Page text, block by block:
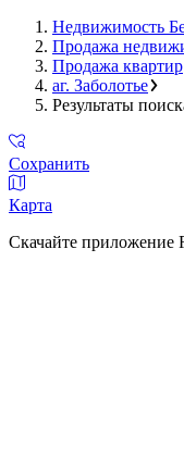
Недвижимость
Продажа
Продажа квартир
аг. Заболотье
Результаты
Сохранить
Карта
Скачайте приложение